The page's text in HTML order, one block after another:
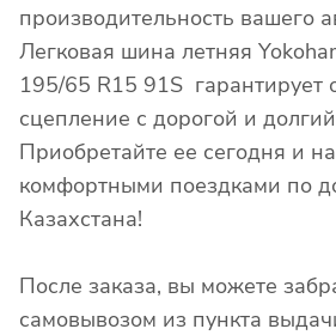
производительность вашего
Легковая шина летняя
195/65 R15 91S гарантирует
сцепление с дорогой и
Приобретайте ее сегодня и
комфортными поездками по
Казахстана!
После заказа, вы можете
самовывозом из пункта